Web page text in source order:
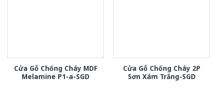
Cửa Gỗ Chống Cháy MDF
Melamine P1-a-SGD
Cửa Gỗ Chống Cháy 2P
Sơn Xám Trắng-SGD